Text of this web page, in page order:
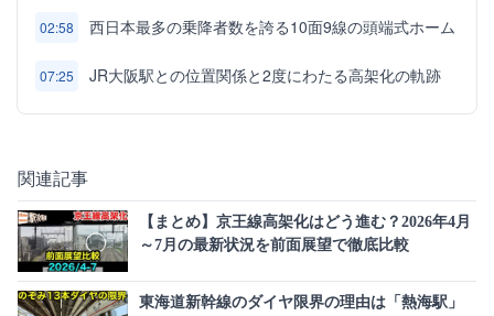
02:58 西日本最多の乗降者数を誇る10面9線の頭端式ホーム
07:25 JR大阪駅との位置関係と2度にわたる高架化の軌跡
関連記事
【まとめ】京王線高架化はどう進む？2026年4月
～7月の最新状況を前面展望で徹底比較
東海道新幹線のダイヤ限界の理由は「熱海駅」